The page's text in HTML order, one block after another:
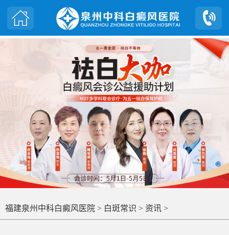
福建泉州中科白癜风医院 > 白斑常识 > 资讯 >